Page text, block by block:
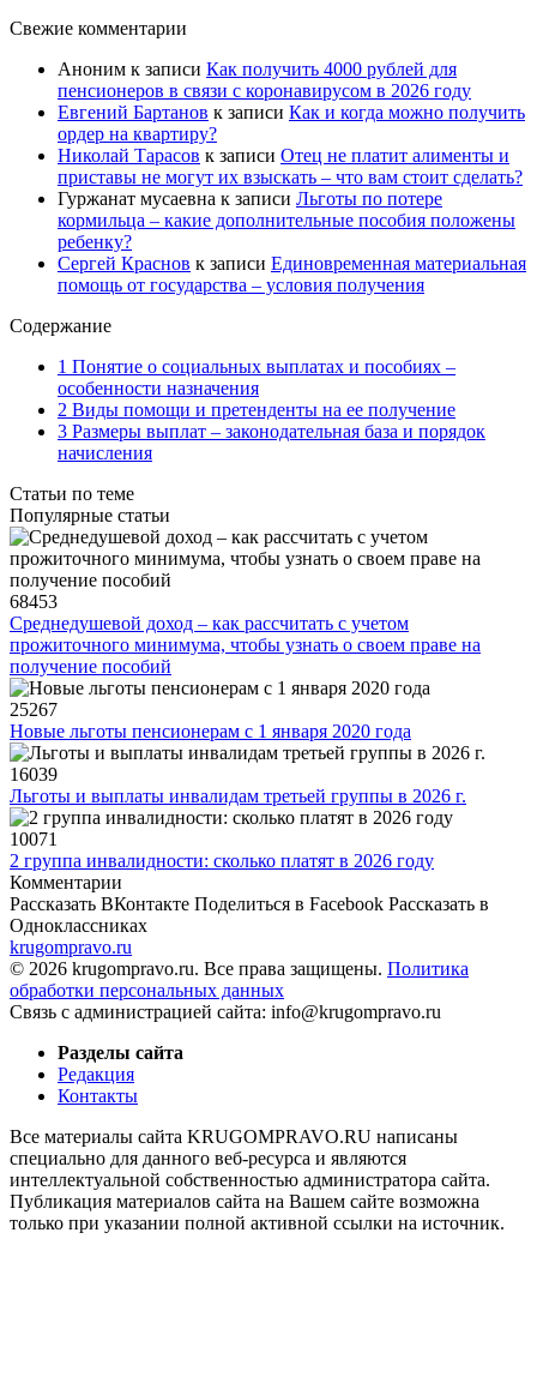
Свежие комментарии
Аноним к записи Как получить 4000 рублей для
пенсионеров в связи с коронавирусом в 2026 году
Евгений Бартанов к записи Как и когда можно получить
ордер на квартиру?
Николай Тарасов к записи Отец не платит алименты и
приставы не могут их взыскать – что вам стоит сделать?
Гуржанат мусаевна к записи Льготы по потере
кормильца – какие дополнительные пособия положены
ребенку?
Сергей Краснов к записи Единовременная материальная
помощь от государства – условия получения
Содержание
1 Понятие о социальных выплатах и пособиях –
особенности назначения
2 Виды помощи и претенденты на ее получение
3 Размеры выплат – законодательная база и порядок
начисления
Статьи по теме
Популярные статьи
68453
Среднедушевой доход – как рассчитать с учетом
прожиточного минимума, чтобы узнать о своем праве на
получение пособий
25267
Новые льготы пенсионерам с 1 января 2020 года
16039
Льготы и выплаты инвалидам третьей группы в 2026 г.
10071
2 группа инвалидности: сколько платят в 2026 году
Комментарии
Рассказать ВКонтакте Поделиться в Facebook Рассказать в
Одноклассниках
krugompravo.ru
© 2026 krugompravo.ru. Все права защищены. Политика
обработки персональных данных
Связь с администрацией сайта: info@krugompravo.ru
Разделы сайта
Редакция
Контакты
Все материалы сайта KRUGOMPRAVO.RU написаны
специально для данного веб-ресурса и являются
интеллектуальной собственностью администратора сайта.
Публикация материалов сайта на Вашем сайте возможна
только при указании полной активной ссылки на источник.